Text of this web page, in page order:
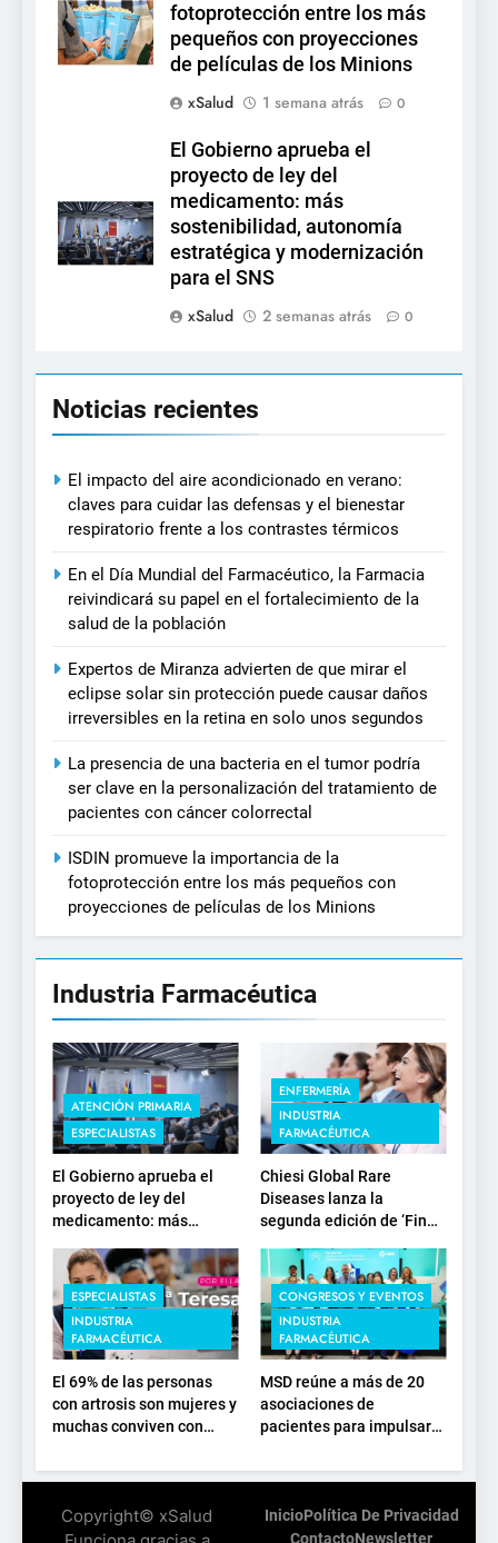
fotoprotección entre los más
pequeños con proyecciones
de películas de los Minions
xSalud
1 semana atrás 0
El Gobierno aprueba el
proyecto de ley del
medicamento: más
sostenibilidad, autonomía
estratégica y modernización
para el SNS
xSalud
2 semanas atrás 0
Noticias recientes
El impacto del aire acondicionado en verano:
claves para cuidar las defensas y el bienestar
respiratorio frente a los contrastes térmicos
En el Día Mundial del Farmacéutico, la Farmacia
reivindicará su papel en el fortalecimiento de la
salud de la población
Expertos de Miranza advierten de que mirar el
eclipse solar sin protección puede causar daños
irreversibles en la retina en solo unos segundos
La presencia de una bacteria en el tumor podría
ser clave en la personalización del tratamiento de
pacientes con cáncer colorrectal
ISDIN promueve la importancia de la
fotoprotección entre los más pequeños con
proyecciones de películas de los Minions
Industria Farmacéutica
ATENCIÓN PRIMARIA
ESPECIALISTAS
El Gobierno aprueba el
proyecto de ley del
medicamento: más
estratégica y
modernización para el
SNS
ENFERMERÍA
INDUSTRIA
FARMACÉUTICA
Chiesi Global Rare
Diseases lanza la
segunda edición de ‘Find
investigación en
enfermedades de
depósito lisosomal
ESPECIALISTAS
INDUSTRIA
FARMACÉUTICA
El 69% de las personas
con artrosis son mujeres y
muchas conviven con
los 50, en plena etapa
CONGRESOS Y EVENTOS
INDUSTRIA
FARMACÉUTICA
MSD reúne a más de 20
asociaciones de
pacientes para impulsar
presente y el futuro del
Copyright© xSalud
InicioPolítica De Privacidad